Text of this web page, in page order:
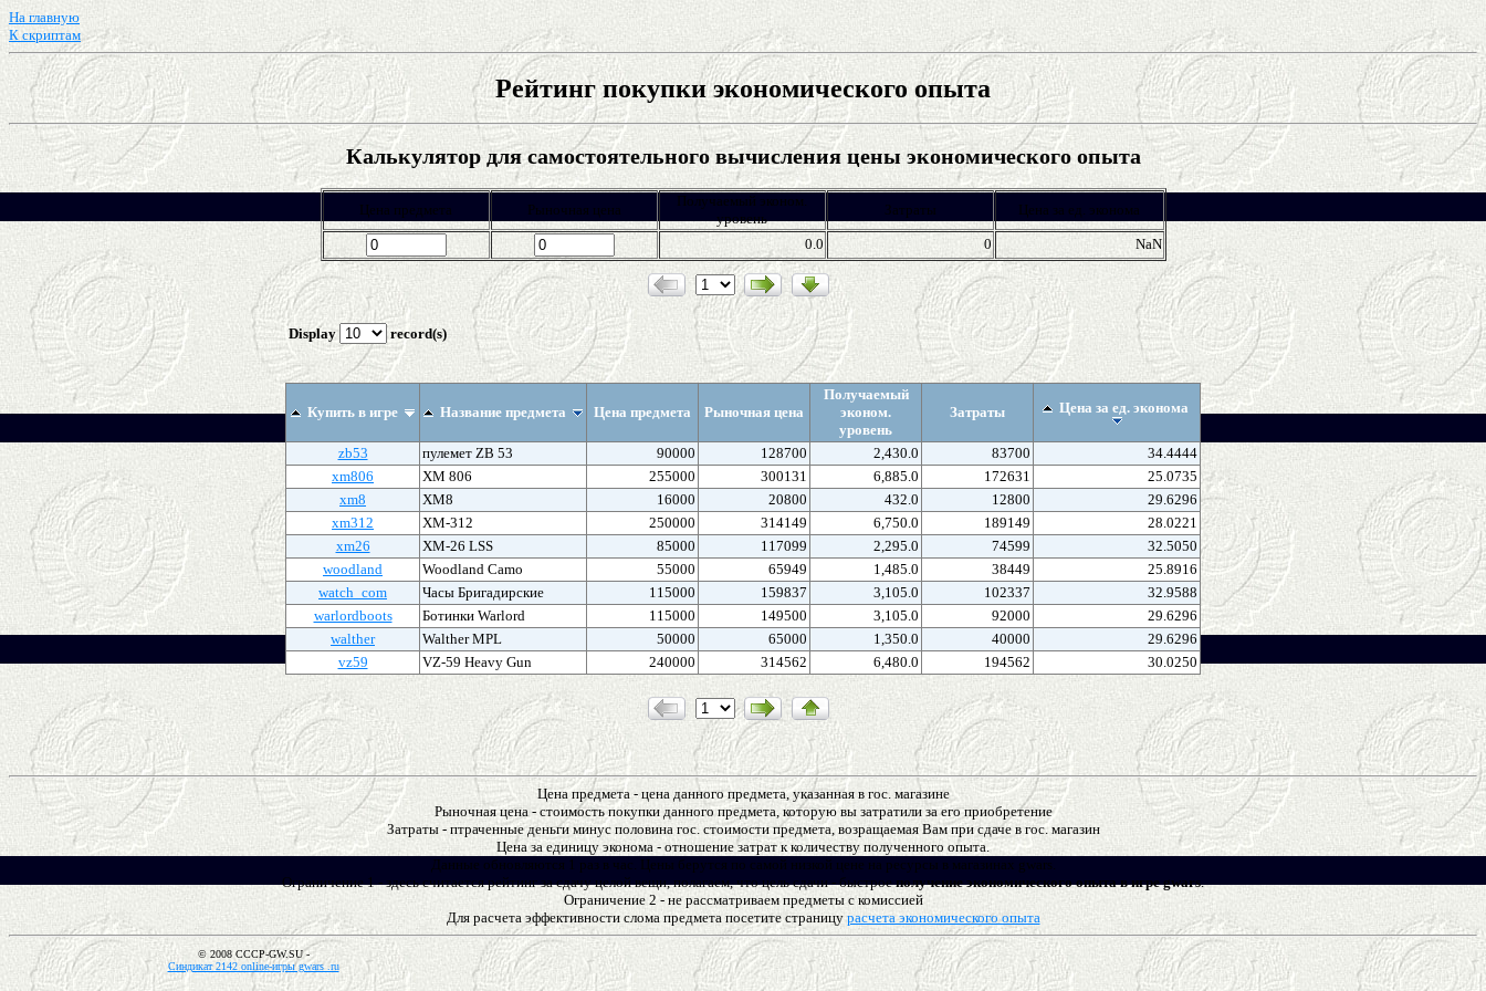
На главную
К скриптам
Рейтинг покупки экономического опыта
Калькулятор для самостоятельного вычисления цены экономического опыта
Цена предмета Рыночная цена
Получаемый эконом.
уровень
Затраты Цена за ед. эконома
0.0 0 NaN
Display record(s)
Купить в игре Название предмета Цена предмета Рыночная цена
Получаемый
эконом.
уровень
Затраты Цена за ед. эконома
zb53 пулемет ZB 53 90000 128700 2,430.0 83700
34.4444
xm806
XM 806 255000 300131 6,885.0 172631
25.0735
xm8
XM8 16000 20800 432.0 12800
29.6296
xm312
XM-312 250000 314149 6,750.0 189149
28.0221
xm26
XM-26 LSS 85000 117099 2,295.0 74599
32.5050
woodland
Woodland Camo 55000 65949 1,485.0 38449
25.8916
watch_com
Часы Бригадирские 115000 159837 3,105.0 102337
32.9588
warlordboots
Ботинки Warlord 115000 149500 3,105.0 92000
29.6296
walther
Walther MPL 50000 65000 1,350.0 40000
29.6296
vz59
VZ-59 Heavy Gun 240000 314562 6,480.0 194562 30.0250
Цена предмета - цена данного предмета, указанная в гос. магазине
Рыночная цена - стоимость покупки данного предмета, которую вы затратили за его приобретение
Затраты - птраченные деньги минус половина гос. стоимости предмета, возращаемая Вам при сдаче в гос. магазин
Цена за единицу эконома - отношение затрат к количеству полученного опыта.
Данные обновляются 1 раз в час. Цены берутся по самой низкой цене на ресурсы в магазинах gwars.
Ограничение 1 - здесь считается рейтинг за сдачу целой вещи, полагаем, что цель сдачи - быстроеполучение экономического опыта в игре gwars.
Ограничение 2 - не рассматриваем предметы с комиссией
Для расчета эффективности слома предмета посетите страницу расчета экономического опыта
© 2008 CCCP-GW.SU -
Синдикат 2142 online-игры gwars .ru